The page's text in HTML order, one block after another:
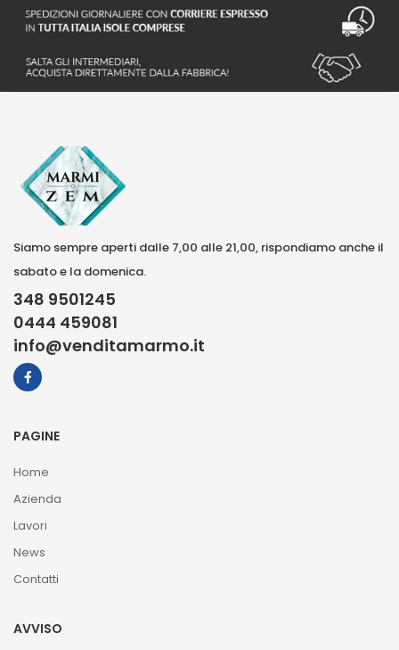
Siamo sempre aperti dalle 7,00 alle 21,00, rispondiamo anche il
sabato e la domenica.
348 9501245
0444 459081
info@venditamarmo.it
PAGINE
Home
Azienda
Lavori
News
Contatti
AVVISO